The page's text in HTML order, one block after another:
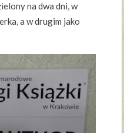
na dwa dni, w
a w drugim jako